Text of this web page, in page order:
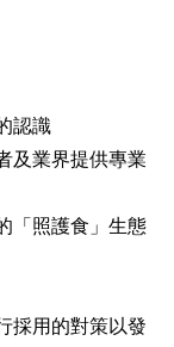
認識
及業界提供專業
「照護食」生態
採用的對策以發